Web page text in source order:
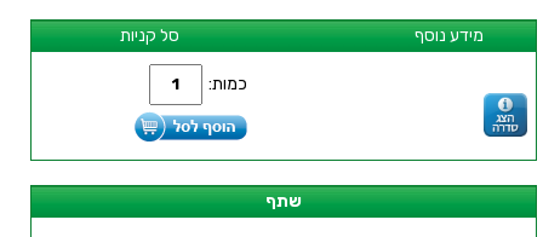
סל קניות מידע נוסף
כמות:
שתף